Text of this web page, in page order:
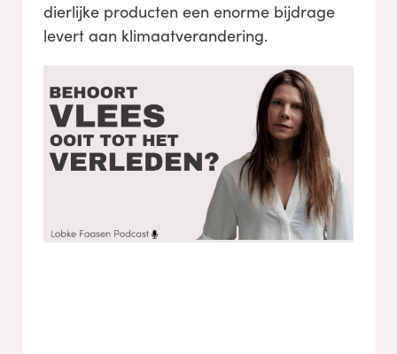
dierlijke producten een enorme bijdrage
levert aan klimaatverandering.